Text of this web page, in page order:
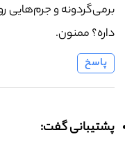
برمی‌گردونه و جرم‌هایی
داره؟ ممنون.
پاسخ
پشتیبانی گفت: